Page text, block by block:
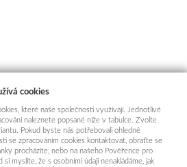
cookies
které naše společnosti využívají. Jednotlivé
naleznete popsané níže v tabulce. Zvolte
Pokud byste nás potřebovali ohledně
se zpracováním cookies kontaktovat, obraťte se
procházíte, nebo na našeho Pověřence pro
si myslíte, že s osobními údaji nenakládáme, jak